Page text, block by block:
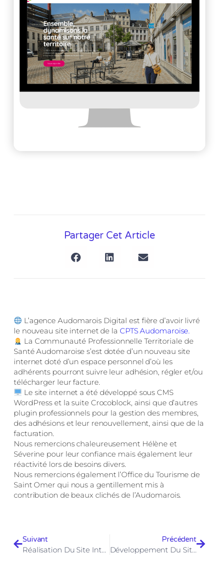
Partager Cet Article
L’agence Audomarois Digital est fière d’avoir livré
le nouveau site internet de la CPTS Audomaroise.
La Communauté Professionnelle Territoriale de
Santé Audomaroise s’est dotée d’un nouveau site
internet doté d’un espace personnel d’où les
adhérents pourront suivre leur adhésion, régler et/ou
télécharger leur facture.
Le site internet a été développé sous CMS
WordPress et la suite Crocoblock, ainsi que d’autres
plugin professionnels pour la gestion des membres,
des adhésions et leur renouvellement, ainsi que de la
facturation.
Nous remercions chaleureusement Hélène et
Séverine pour leur confiance mais également leur
réactivité lors de besoins divers.
Nous remercions également l’Office du Tourisme de
Saint Omer qui nous a gentillement mis à
contribution de beaux clichés de l’Audomarois.
Suivant
Réalisation Du Site Internet Des Fils D’Omer
Précédent
Développement Du Site Internet D’ErediX